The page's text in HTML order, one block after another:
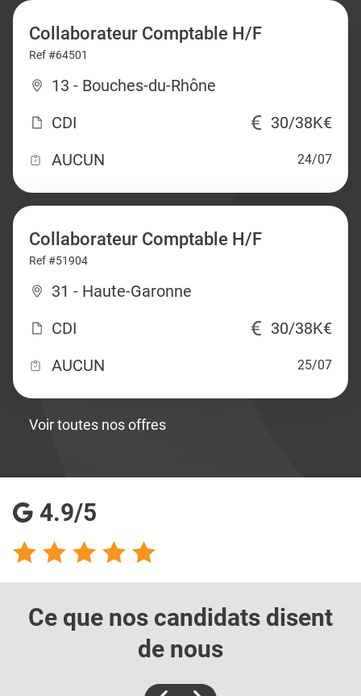
Collaborateur Comptable H/F
Ref #64501
13 - Bouches-du-Rhône
CDI
30/38K€
AUCUN
24/07
Collaborateur Comptable H/F
Ref #51904
31 - Haute-Garonne
CDI
30/38K€
AUCUN
25/07
Voir toutes nos offres
4.9/5
Ce que nos candidats disent
de nous